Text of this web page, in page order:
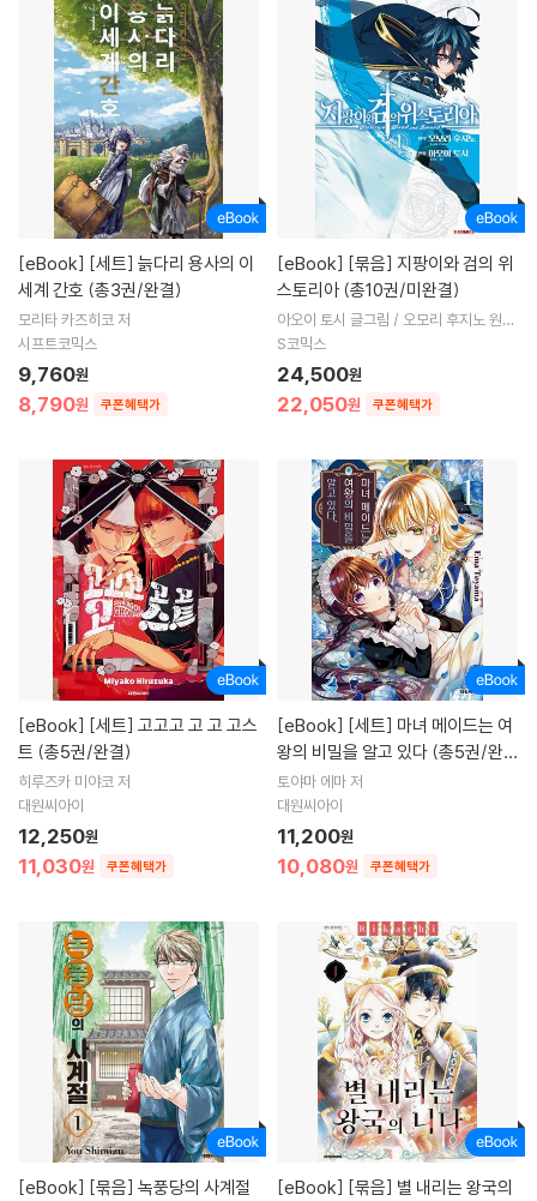
[eBook]
세계 간호 (총3권/완결)
모리타 카즈히코 저
시프트코믹스
8,790원 쿠폰혜택가
9,760원
[eBook]
스토리아 (총10권/미완결)
아오이 토시 글그림 / 오모리 후지노 원저
/ 조원로 역 저
S코믹스
22,050원 쿠폰혜택가
24,500원
[eBook]
트 (총5권/완결)
히루즈카 미야코 저
대원씨아이
11,030원 쿠폰혜택가
12,250원
[eBook]
왕의 비밀을 알고 있다 (총5권/완
결)
토야마 에마 저
대원씨아이
10,080원 쿠폰혜택가
11,200원
[eBook] [eBook]